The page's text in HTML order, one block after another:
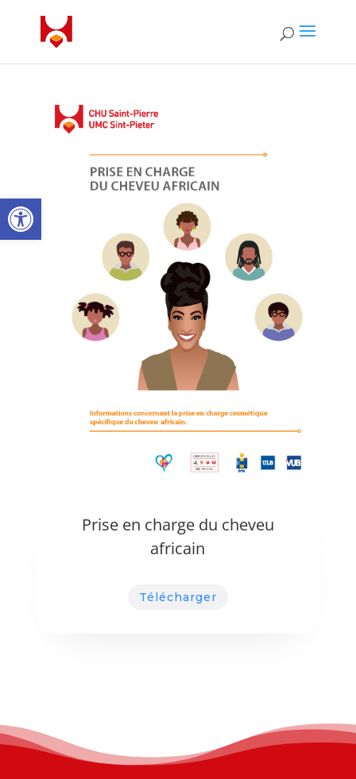
Open toolbar
Prise en charge du cheveu
africain
Télécharger